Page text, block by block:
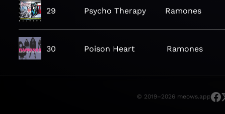
29 Psycho Therapy Ramones
30 Poison Heart Ramones
© 2019–2026 meows.app